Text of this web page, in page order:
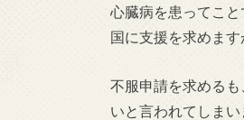
心臓病を患ってこと
国に支援を求めま
不服申請を求める
いと言われてしまい